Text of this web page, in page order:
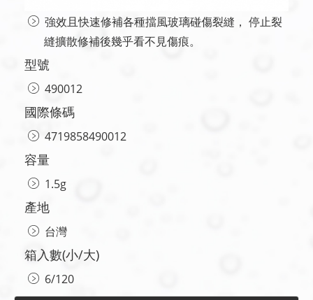
強效且快速修補各種擋風玻璃碰傷裂縫， 停止裂
縫擴散修補後幾乎看不見傷痕。
型號
490012
國際條碼
4719858490012
容量
1.5g
產地
台灣
箱入數(小/大)
6/120